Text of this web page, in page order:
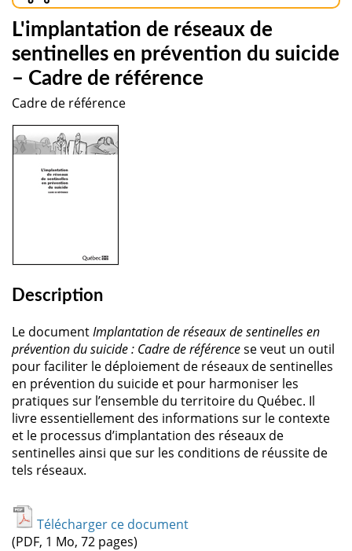
L'implantation de réseaux de
sentinelles en prévention du suicide
– Cadre de référence
Cadre de référence
Description
Le documentImplantation de réseaux de sentinelles en
prévention du suicide : Cadre de référencese veut un outil
pour faciliter le déploiement de réseaux de sentinelles
en prévention du suicide et pour harmoniser les
pratiques sur l’ensemble du territoire du Québec. Il
livre essentiellement des informations sur le contexte
et le processus d’implantation des réseaux de
sentinelles ainsi que sur les conditions de réussite de
tels réseaux.
Télécharger ce document
(PDF, 1 Mo, 72 pages)